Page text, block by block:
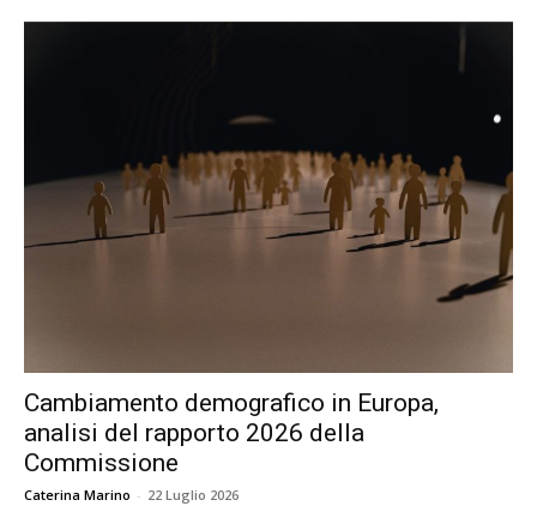
Cambiamento demografico in Europa,
analisi del rapporto 2026 della
Commissione
Caterina Marino - 22 Luglio 2026